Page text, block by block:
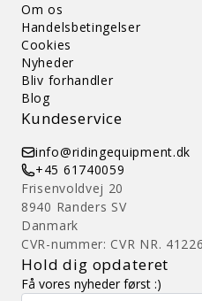
Om os
Handelsbetingelser
Cookies
Nyheder
Bliv forhandler
Blog
Kundeservice
info@ridingequipment.dk
+45 61740059
Frisenvoldvej 20
8940 Randers SV
Danmark
CVR-nummer: CVR NR.
Hold dig opdateret
Få vores nyheder først :)